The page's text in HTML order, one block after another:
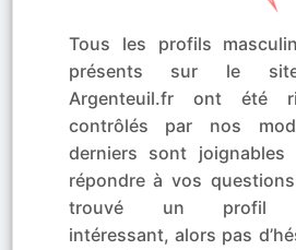
Tous les profils
présents sur le site
Argenteuil.fr ont été
contrôlés par nos
derniers sont
répondre à vos
trouvé un profil
intéressant, alors pas